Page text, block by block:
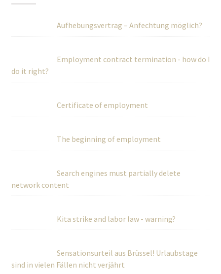
Aufhebungsvertrag – Anfechtung möglich?
Employment contract termination - how do I
do it right?
Certificate of employment
The beginning of employment
Search engines must partially delete
network content
Kita strike and labor law - warning?
Sensationsurteil aus Brüssel! Urlaubstage
sind in vielen Fällen nicht verjährt